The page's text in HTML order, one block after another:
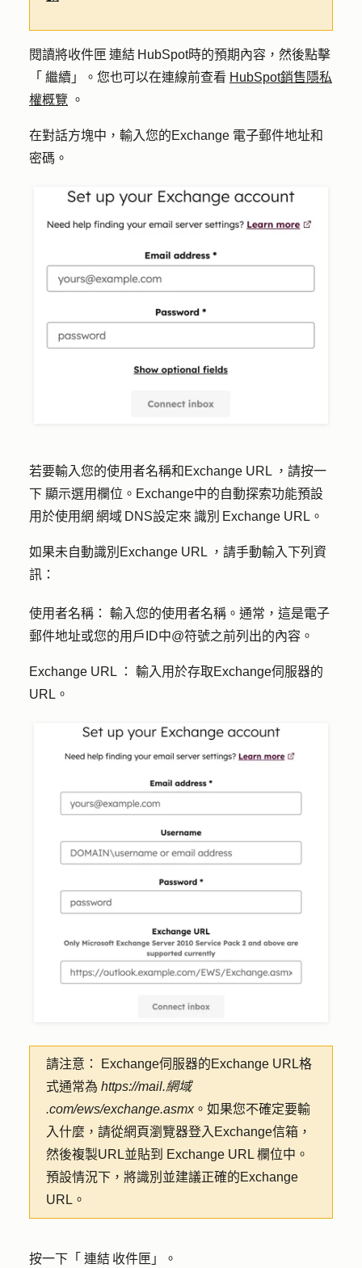
閱讀將收件匣 連結 HubSpot時的預期內容，然後點擊
「 繼續 」。您也可以在連線前查看 HubSpot銷售隱私
權概覽 。
在對話方塊中，輸入您的Exchange 電子郵件地址和
密碼 。
若要輸入您的使用者名稱和Exchange URL ， 請按一
下 顯示選用欄位 。Exchange中的自動探索功能預設
用於使用網 網域 DNS設定來 識別 Exchange URL。
如果未自動識別Exchange URL ，請手動輸入下列資
訊：
使用者名稱：
輸入您的使用者名稱。通常，這是電子
郵件地址或您的用戶ID中@符號之前列出的內容。
Exchange URL ：
輸入用於存取Exchange伺服器的
URL。
請注意：
Exchange伺服器的Exchange URL格
式通常為 https://mail.網域
.com/ews/exchange.asmx。如果您不確定要輸
入什麼，請從網頁瀏覽器登入Exchange信箱，
然後複製URL並貼到 Exchange URL 欄位中。
預設情況下，將識別並建議正確的Exchange
URL。
按一下「 連結 收件匣 」。